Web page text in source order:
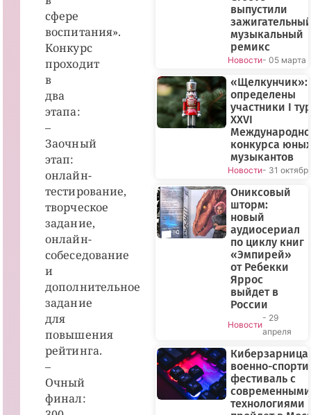
сфере
воспитания».
Конкурс
проходит
в
два
этапа:
–
Заочный
этап:
онлайн-
тестирование,
творческое
задание,
онлайн-
собеседование
и
дополнительное
задание
для
повышения
рейтинга.
–
Очный
финал:
выпустили
музыкальный
ремикс
Новости- 05 марта
«Щелкунчик»:
определены
участники I
XXVI
конкурса юных
музыкантов
Новости- 31
Ониксовый
шторм:
новый
аудиосериал
по циклу книг
«Эмпирей»
от Ребекки
Яррос
выйдет в
России
Новости
- 29
апреля
военно-
фестиваль с
современными
технологиями